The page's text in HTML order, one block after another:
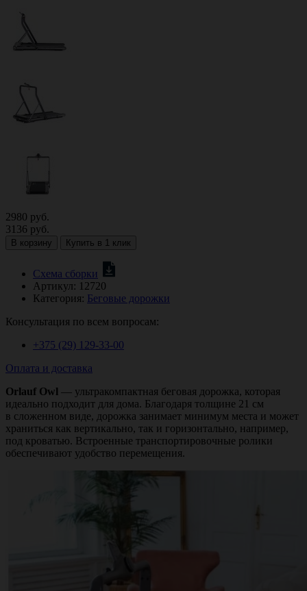
2980 руб.
3136 руб.
В корзину Купить в 1 клик
Схема сборки
Артикул: 12720
Категория: Беговые дорожки
Консультация по всем вопросам:
+375 (29) 129-33-00
Оплата и доставка
Orlauf Owl — ультракомпактная беговая дорожка, которая
идеально подходит для дома. Благодаря толщине 21 см
в сложенном виде, дорожка занимает минимум места и может
храниться как вертикально, так и горизонтально, например,
под кроватью. Встроенные транспортировочные ролики
обеспечивают удобство перемещения.